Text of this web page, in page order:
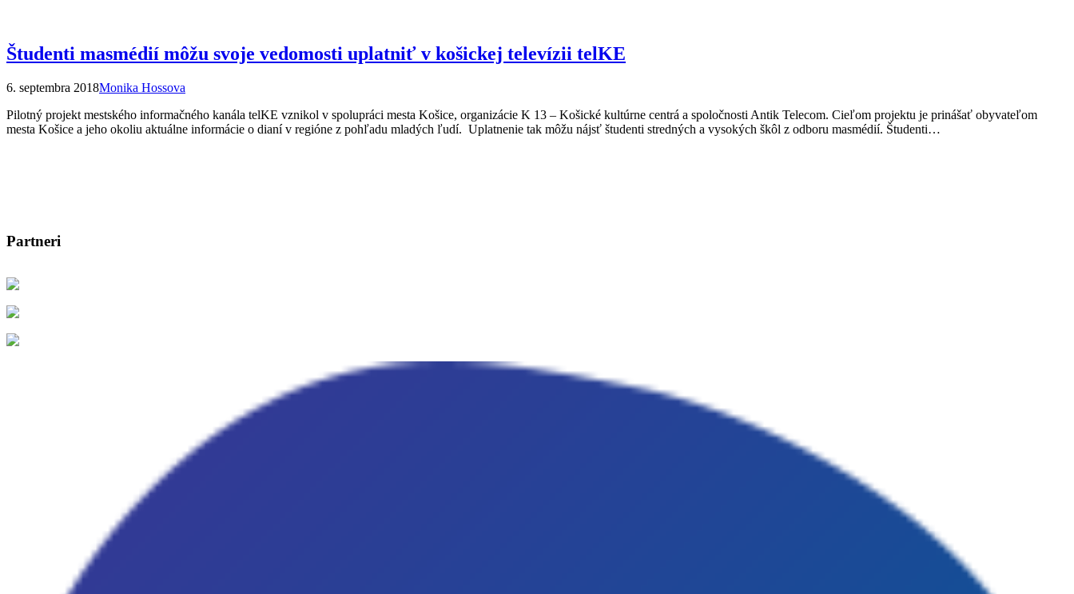
Študenti masmédií môžu svoje vedomosti uplatniť v košickej televízii telKE
6. septembra 2018Monika Hossova
Pilotný projekt mestského informačného kanála telKE vznikol v spolupráci mesta Košice, organizácie K 13 – Košické kultúrne centrá a spoločnosti Antik Telecom. Cieľom projektu je prinášať obyvateľom
mesta Košice a jeho okoliu aktuálne informácie o dianí v regióne z pohľadu mladých ľudí. Uplatnenie tak môžu nájsť študenti stredných a vysokých škôl z odboru masmédií. Študenti…
Partneri